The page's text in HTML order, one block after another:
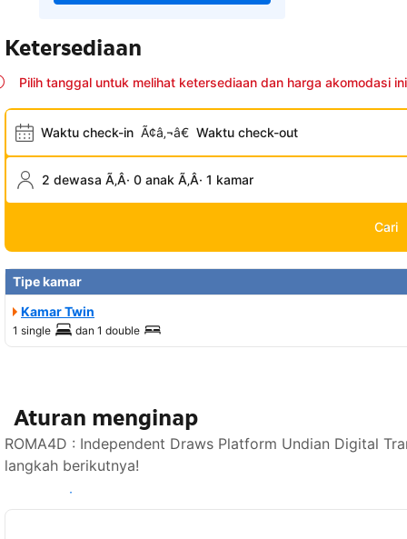
Ketersediaan
Pilih tanggal untuk melihat ketersediaan dan harga akomodasi ini
Waktu check-in Ã¢â‚¬â€ Waktu check-out
2 dewasa Ã‚Â· 0 anak Ã‚Â· 1 kamar
Cari
Tipe kamar
Kamar Twin
1 single dan 1 double
Aturan menginap
ROMA4D : Independent Draws Platform Undian Digital
langkah berikutnya!
Lihat ketersediaan